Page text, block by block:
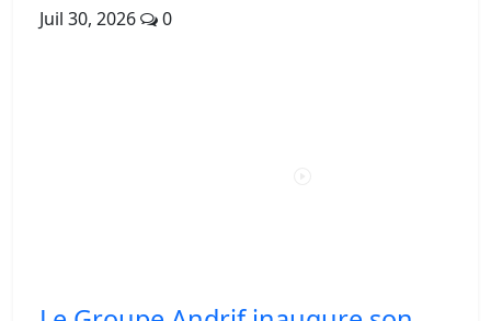
Juil 30, 2026 0